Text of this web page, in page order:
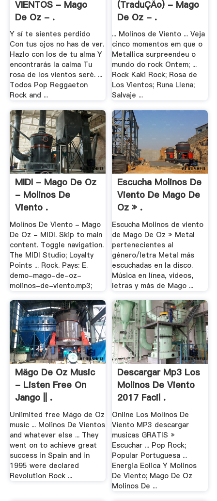
VIENTOS - Mago
De Oz - .
Y sí te sientes perdido
Con tus ojos no has de ver.
Hazlo con los de tu alma Y
encontrarás la calma Tu
rosa de los vientos seré. ...
Todos Pop Reggaeton
Rock and ...
(traduÇÃo) - Mago
De Oz - .
... Molinos de Viento ... Veja
cinco momentos em que o
Metallica surpreendeu o
mundo do rock Ontem; ...
Rock Kaki Rock; Rosa de
Los Vientos; Runa Llena;
Salvaje ...
MIDI - Mago De Oz
- Molinos De
Viento .
Molinos De Viento - Mago
De Oz - MIDI. Skip to main
content. Toggle navigation.
The MIDI Studio; Loyalty
Points ... Rock. Pays: E.
demo-mago-de-oz-
molinos-de-viento.mp3;
Escucha Molinos De
Viento De Mago De
Oz » .
Escucha Molinos de viento
de Mago De Oz » Metal
pertenecientes al
género/letra Metal más
escuchadas en la disco.
Música en línea, videos,
letras y más de Mago ...
Mägo De Oz Music
- Listen Free On
Jango || .
Unlimited free Mägo de Oz
music ... Molinos De Vientos
and whatever else ... They
went on to achieve great
success in Spain and in
1995 were declared
Revolution Rock ...
Descargar Mp3 Los
Molinos De Viento
2017 Facil .
Online Los Molinos De
Viento MP3 descargar
musicas GRATIS »
Escuchar ... Pop Rock;
Popular Portuguesa ...
Energia Eolica Y Molinos
De Viento; Mago De Oz
Molinos De ...